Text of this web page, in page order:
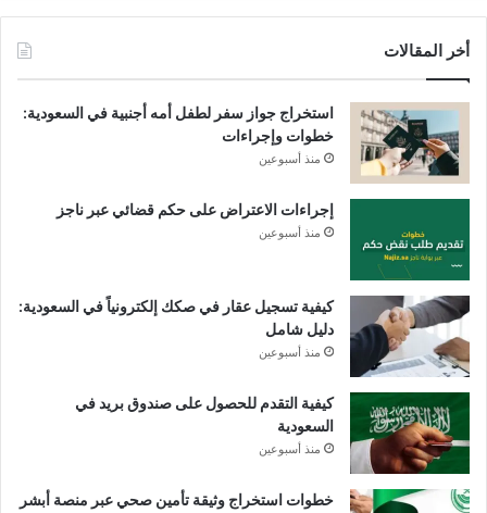
أخر المقالات
استخراج جواز سفر لطفل أمه أجنبية في السعودية:
خطوات وإجراءات
منذ أسبوعين
إجراءات الاعتراض على حكم قضائي عبر ناجز
منذ أسبوعين
كيفية تسجيل عقار في صكك إلكترونياً في السعودية:
دليل شامل
منذ أسبوعين
كيفية التقدم للحصول على صندوق بريد في
السعودية
منذ أسبوعين
خطوات استخراج وثيقة تأمين صحي عبر منصة أبشر